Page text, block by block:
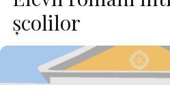
școlilor